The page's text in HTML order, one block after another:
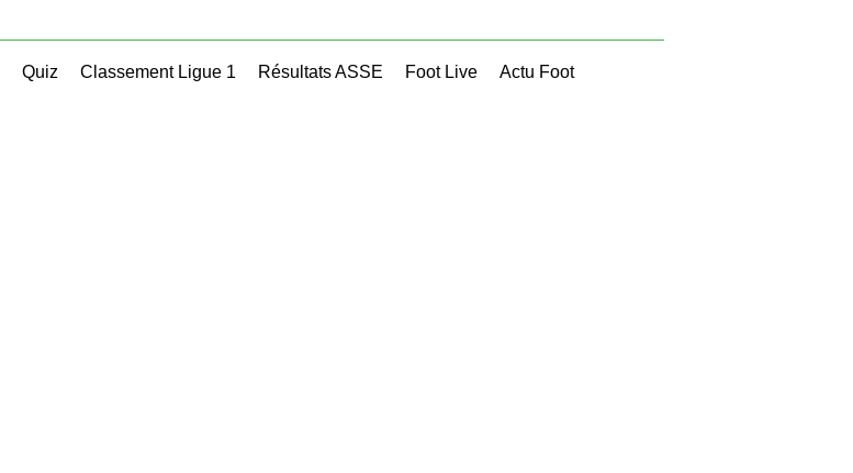
Quiz Classement Ligue 1 Résultats ASSE Foot Live Actu Foot